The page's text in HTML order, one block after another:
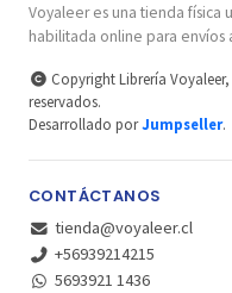
Voyaleer es una tienda física
habilitada online para envíos
Copyright Librería
reservados.
Desarrollado porJumpseller.
CONTÁCTANOS
tienda@voyaleer.cl
+56939214215
5693921 1436